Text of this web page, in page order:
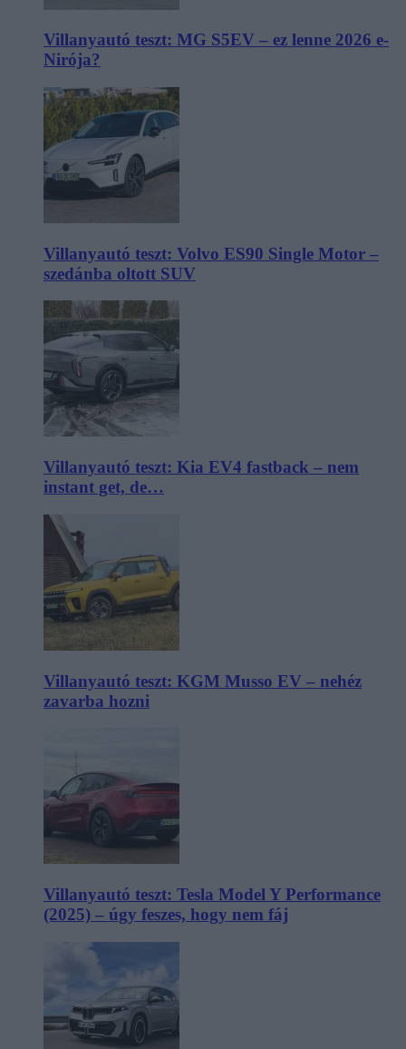
Villanyautó teszt: MG S5EV – ez lenne 2026 e-
Nirója?
Villanyautó teszt: Volvo ES90 Single Motor –
szedánba oltott SUV
Villanyautó teszt: Kia EV4 fastback – nem
instant get, de…
Villanyautó teszt: KGM Musso EV – nehéz
zavarba hozni
Villanyautó teszt: Tesla Model Y Performance
(2025) – úgy feszes, hogy nem fáj